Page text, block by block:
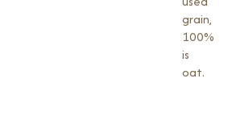
grain,
100%
is
oat.